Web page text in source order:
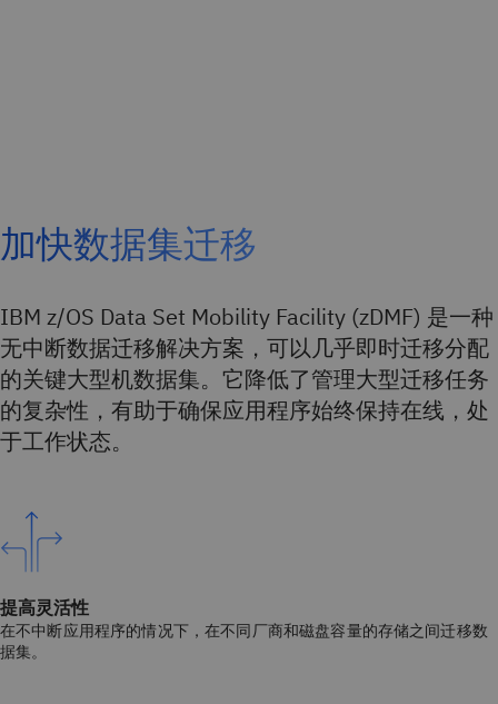
加快数据集迁移
IBM z/OS Data Set Mobility Facility (zDMF) 是一种
无中断数据迁移解决方案，可以几乎即时迁移分配
的关键大型机数据集。它降低了管理大型迁移任务
的复杂性，有助于确保应用程序始终保持在线，处
于工作状态。
提高灵活性
在不中断应用程序的情况下，在不同厂商和磁盘容量的存储之间迁移数
据集。